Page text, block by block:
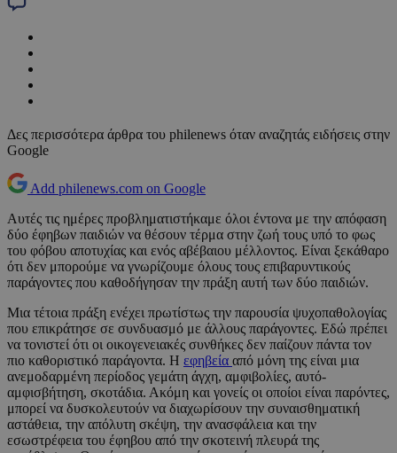
Δες περισσότερα άρθρα του philenews όταν αναζητάς ειδήσεις στην
Google
Add philenews.com on Google
Αυτές τις ημέρες προβληματιστήκαμε όλοι έντονα με την απόφαση
δύο έφηβων παιδιών να θέσουν τέρμα στην ζωή τους υπό το φως
του φόβου αποτυχίας και ενός αβέβαιου μέλλοντος. Είναι ξεκάθαρο
ότι δεν μπορούμε να γνωρίζουμε όλους τους επιβαρυντικούς
παράγοντες που καθοδήγησαν την πράξη αυτή των δύο παιδιών.
Μια τέτοια πράξη ενέχει πρωτίστως την παρουσία ψυχοπαθολογίας
που επικράτησε σε συνδυασμό με άλλους παράγοντες. Εδώ πρέπει
να τονιστεί ότι οι οικογενειακές συνθήκες δεν παίζουν πάντα τον
πιο καθοριστικό παράγοντα. Η εφηβεία από μόνη της είναι μια
ανεμοδαρμένη περίοδος γεμάτη άγχη, αμφιβολίες, αυτό-
αμφισβήτηση, σκοτάδια. Ακόμη και γονείς οι οποίοι είναι παρόντες,
μπορεί να δυσκολευτούν να διαχωρίσουν την συναισθηματική
αστάθεια, την απόλυτη σκέψη, την ανασφάλεια και την
εσωστρέφεια του έφηβου από την σκοτεινή πλευρά της